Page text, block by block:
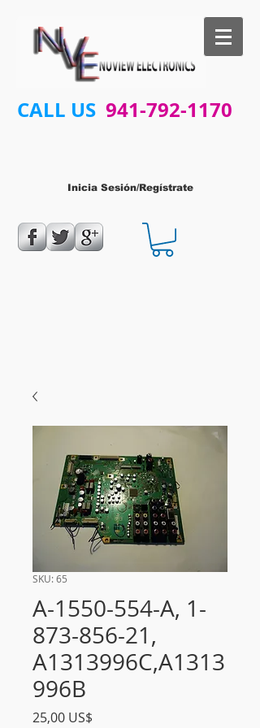
CALL US 941-792-1170
Inicia Sesión/Regístrate
SKU: 65
A-1550-554-A, 1-
873-856-21,
A1313996C,A1313
996B
25,00 US$